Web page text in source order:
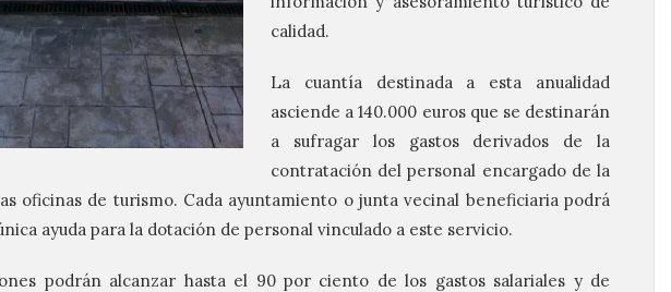
calidad.
La cuantía destinada a esta anualidad
asciende a 140.000 euros que se destinarán
a sufragar los gastos derivados de la
contratación del personal encargado de la
oficinas de turismo. Cada ayuntamiento o junta vecinal beneficiaria podrá
ayuda para la dotación de personal vinculado a este servicio.
podrán alcanzar hasta el 90 por ciento de los gastos salariales y de